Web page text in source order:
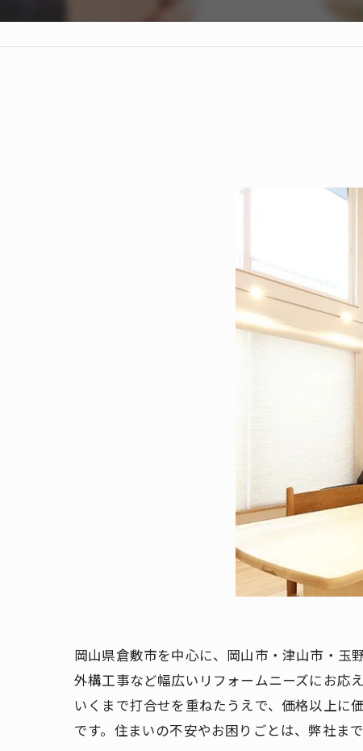
岡山県倉敷市を中心に、岡山市・津山市・玉
外構工事など幅広いリフォームニーズにお応
いくまで打合せを重ねたうえで、価格以上に
です。住まいの不安やお困りごとは、弊社ま